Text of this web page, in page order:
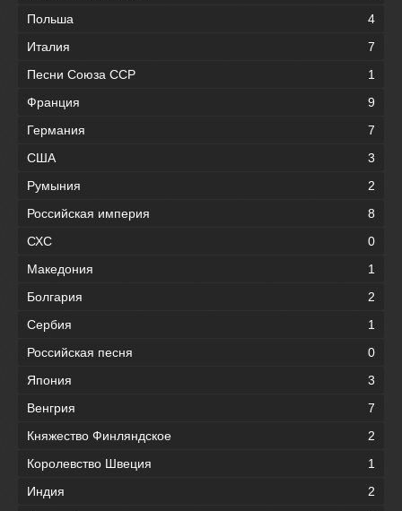
Польша
4
Италия
7
Песни Союза ССР
1
Франция
9
Германия
7
США
3
Румыния
2
Российская империя
8
СХС
0
Македония
1
Болгария
2
Сербия
1
Российская песня
0
Япония
3
Венгрия
7
Княжество Финляндское
2
Королевство Швеция
1
Индия
2